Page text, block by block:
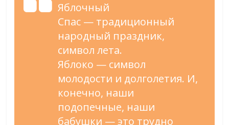
Яблочный
Спас — традиционный
народный праздник,
символ лета.
Яблоко — символ
молодости и долголетия. И,
конечно, наши
подопечные, наши
бабушки —это трудно